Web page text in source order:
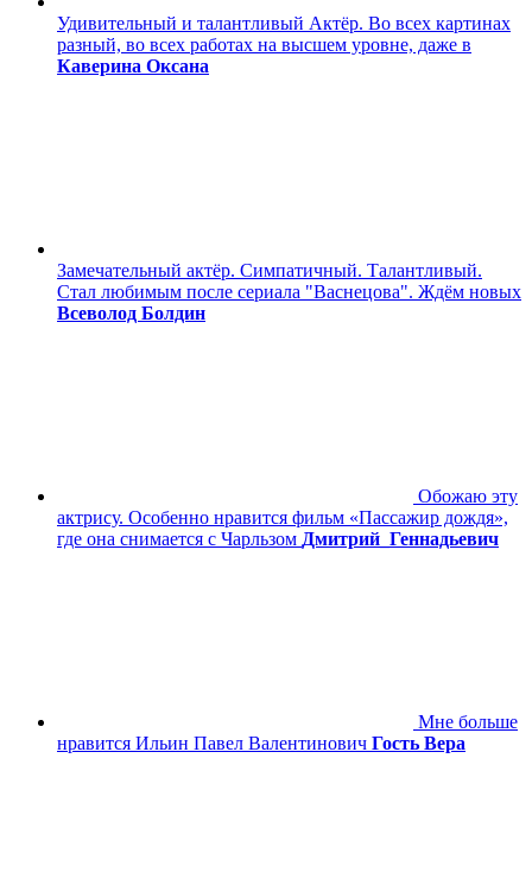
Удивительный и талантливый Актёр. Во всех картинах
разный, во всех работах на высшем уровне, даже в
Каверина Оксана
Замечательный актёр. Симпатичный. Талантливый.
Стал любимым после сериала "Васнецова". Ждём новых
Всеволод Болдин
Обожаю эту
актрису. Особенно нравится фильм «Пассажир дождя»,
где она снимается с Чарльзом Дмитрий_Геннадьевич
Мне больше
нравится Ильин Павел Валентинович Гость Вера